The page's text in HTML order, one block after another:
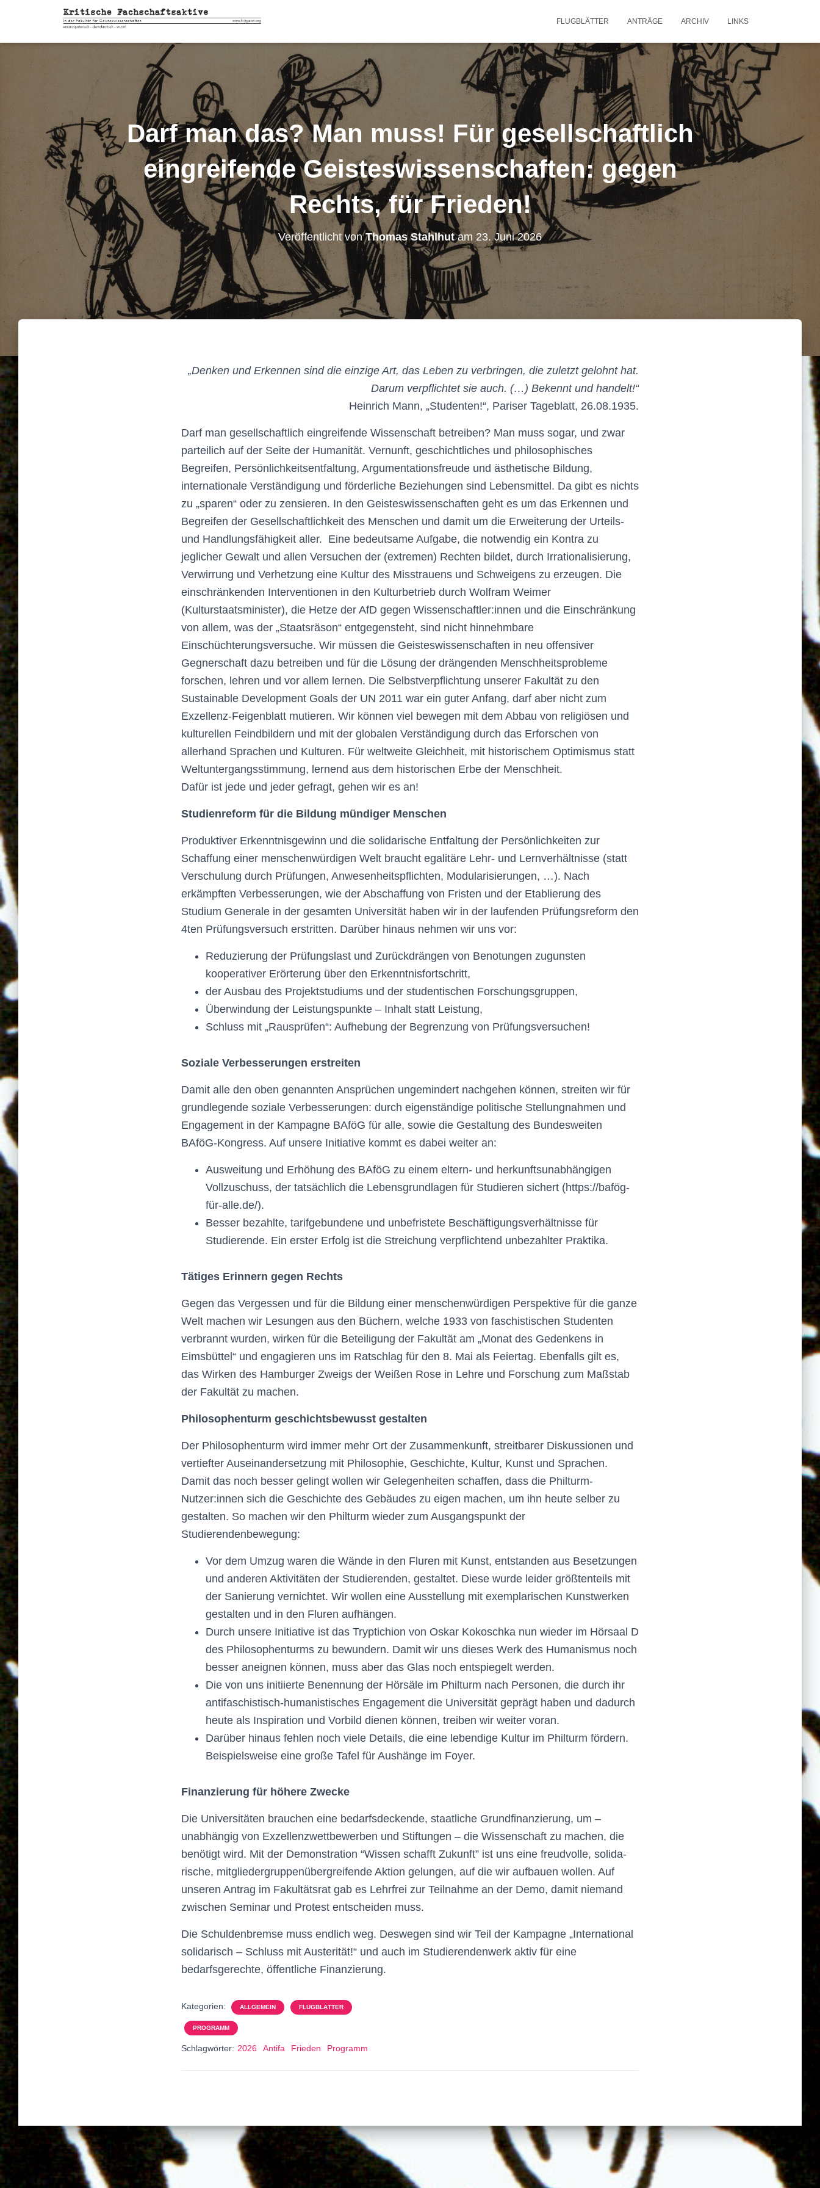
FLUGBLÄTTER ANTRÄGE ARCHIV LINKS
Darf man das? Man muss! Für gesellschaftlich
eingreifende Geisteswissenschaften: gegen
Rechts, für Frieden!
Veröffentlicht vonThomas Stahlhutam23. Juni 2026
„Denken und Erkennen sind die einzige Art, das Leben zu verbringen, die zuletzt gelohnt hat.
Darum verpflichtet sie auch. (…) Bekennt und handelt!“
Heinrich Mann, „Studenten!“, Pariser Tageblatt, 26.08.1935.
Darf man gesellschaftlich eingreifende Wissenschaft betreiben? Man muss sogar, und zwar
parteilich auf der Seite der Humanität. Vernunft, geschichtliches und philosophisches
Begreifen, Persönlichkeitsentfaltung, Argumentationsfreude und ästhetische Bildung,
internationale Verständigung und förderliche Beziehungen sind Lebensmittel. Da gibt es nichts
zu „sparen“ oder zu zensieren. In den Geisteswissenschaften geht es um das Erkennen und
Begreifen der Gesellschaftlichkeit des Menschen und damit um die Erweiterung der Urteils-
und Handlungsfähigkeit aller. Eine bedeutsame Aufgabe, die notwendig ein Kontra zu
jeglicher Gewalt und allen Versuchen der (extremen) Rechten bildet, durch Irrationalisierung,
Verwirrung und Verhetzung eine Kultur des Misstrauens und Schweigens zu erzeugen. Die
einschränkenden Interventionen in den Kulturbetrieb durch Wolfram Weimer
(Kulturstaatsminister), die Hetze der AfD gegen Wissenschaftler:innen und die Einschränkung
von allem, was der „Staatsräson“ entgegensteht, sind nicht hinnehmbare
Einschüchterungsversuche. Wir müssen die Geisteswissenschaften in neu offensiver
Gegnerschaft dazu betreiben und für die Lösung der drängenden Menschheitsprobleme
forschen, lehren und vor allem lernen. Die Selbstverpflichtung unserer Fakultät zu den
Sustainable Development Goals der UN 2011 war ein guter Anfang, darf aber nicht zum
Exzellenz-Feigenblatt mutieren. Wir können viel bewegen mit dem Abbau von religiösen und
kulturellen Feindbildern und mit der globalen Verständigung durch das Erforschen von
allerhand Sprachen und Kulturen. Für weltweite Gleichheit, mit historischem Optimismus statt
Weltuntergangsstimmung, lernend aus dem historischen Erbe der Menschheit.
Dafür ist jede und jeder gefragt, gehen wir es an!
Studienreform für die Bildung mündiger Menschen
Produktiver Erkenntnisgewinn und die solidarische Entfaltung der Per­sönlichkeiten zur
Schaffung einer menschenwürdigen Welt braucht ega­litäre Lehr- und Lernverhältnisse (statt
Verschulung durch Prüfungen, Anwesenheitspflichten, Modularisierungen, …). Nach
erkämpften Ver­besserungen, wie der Abschaffung von Fristen und der Etablierung des
Studium Generale in der gesamten Universität haben wir in der laufen­den Prüfungsreform den
4ten Prüfungsversuch erstritten. Darüber hinaus nehmen wir uns vor:
Reduzierung der Prüfungslast und Zurückdrängen von Benotungen zugunsten
kooperativer Erörterung über den Erkenntnisfortschritt,
der Ausbau des Projektstudiums und der studentischen Forschungsgruppen,
Überwindung der Leistungspunkte – Inhalt statt Leistung,
Schluss mit „Rausprüfen“: Aufhebung der Begrenzung von Prüfungsversuchen!
Soziale Verbesserungen erstreiten
Damit alle den oben genannten Ansprüchen ungemindert nachgehen können, streiten wir für
grundlegende soziale Verbesserungen: durch ei­genständige politische Stellungnahmen und
Engagement in der Kam­pagne BAföG für alle, sowie die Gestaltung des Bundesweiten
BAföG-Kongress. Auf unsere Initiative kommt es dabei weiter an:
Ausweitung und Erhöhung des BAföG zu einem eltern- und herkunftsunabhängigen
Vollzuschuss, der tatsächlich die Lebensgrundlagen für Studieren sichert (https://bafög-
für-alle.de/).
Besser bezahlte, tarifgebundene und unbefristete Beschäftigungsverhältnisse für
Studierende. Ein erster Erfolg ist die Streichung verpflichtend unbezahlter Praktika.
Tätiges Erinnern gegen Rechts
Gegen das Vergessen und für die Bildung einer menschenwürdigen Per­spektive für die ganze
Welt machen wir Lesungen aus den Büchern, wel­che 1933 von faschistischen Studenten
verbrannt wurden, wirken für die Beteiligung der Fakultät am „Monat des Gedenkens in
Eimsbüttel“ und engagieren uns im Ratschlag für den 8. Mai als Feiertag. Ebenfalls gilt es,
das Wirken des Hamburger Zweigs der Weißen Rose in Lehre und Forschung zum Maßstab
der Fakultät zu machen.
Philosophenturm geschichtsbewusst gestalten
Der Philosophenturm wird immer mehr Ort der Zusammenkunft, streit­barer Diskussionen und
vertiefter Auseinandersetzung mit Philosophie, Geschichte, Kultur, Kunst und Sprachen.
Damit das noch besser gelingt wollen wir Gelegenheiten schaffen, dass die Philturm-
Nutzer:innen sich die Geschichte des Gebäudes zu eigen machen, um ihn heute selber zu
gestalten. So machen wir den Philturm wieder zum Ausgangspunkt der
Studierendenbewegung:
Vor dem Umzug waren die Wände in den Fluren mit Kunst, entstanden aus Besetzungen
und anderen Aktivitäten der Studierenden, gestaltet. Diese wurde leider größtenteils mit
der Sanierung vernichtet. Wir wollen eine Ausstellung mit exemplarischen Kunstwerken
gestalten und in den Fluren aufhängen.
Durch unsere Initiative ist das Tryptichion von Oskar Kokoschka nun wieder im Hörsaal D
des Philosophenturms zu bewundern. Damit wir uns dieses Werk des Humanismus noch
besser aneignen können, muss aber das Glas noch entspiegelt werden.
Die von uns initiierte Benennung der Hörsäle im Philturm nach Personen, die durch ihr
antifaschistisch-humanistisches Engagement die Universität geprägt haben und dadurch
heute als Inspiration und Vorbild dienen können, treiben wir weiter voran.
Darüber hinaus fehlen noch viele Details, die eine lebendige Kultur im Philturm fördern.
Beispielsweise eine große Tafel für Aushänge im Foyer.
Finanzierung für höhere Zwecke
Die Universitäten brauchen eine bedarfsdeckende, staatliche Grund­finanzierung, um –
unabhängig von Exzellenzwettbewerben und Stif­tungen – die Wissenschaft zu machen, die
benötigt wird. Mit der Demonstration “Wissen schafft Zukunft” ist uns eine freudvolle, solida­
rische, mitgliedergruppenübergreifende Aktion gelungen, auf die wir auf­bauen wollen. Auf
unseren Antrag im Fakultätsrat gab es Lehrfrei zur Teilnahme an der Demo, damit niemand
zwischen Seminar und Protest entscheiden muss.
Die Schuldenbremse muss endlich weg. Deswegen sind wir Teil der Kam­pagne „International
solidarisch – Schluss mit Austerität!“ und auch im Studierendenwerk aktiv für eine
bedarfsgerechte, öffentliche Finanzie­rung.
Kategorien: ALLGEMEIN FLUGBLÄTTER
PROGRAMM
Schlagwörter: 2026 Antifa Frieden Programm